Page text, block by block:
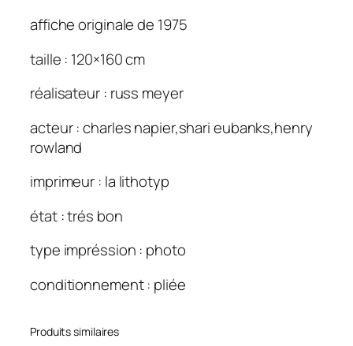
affiche originale de 1975
taille : 120×160 cm
réalisateur : russ meyer
acteur : charles napier,shari eubanks,henry
rowland
imprimeur : la lithotyp
état : trés bon
type impréssion : photo
conditionnement : pliée
Produits similaires